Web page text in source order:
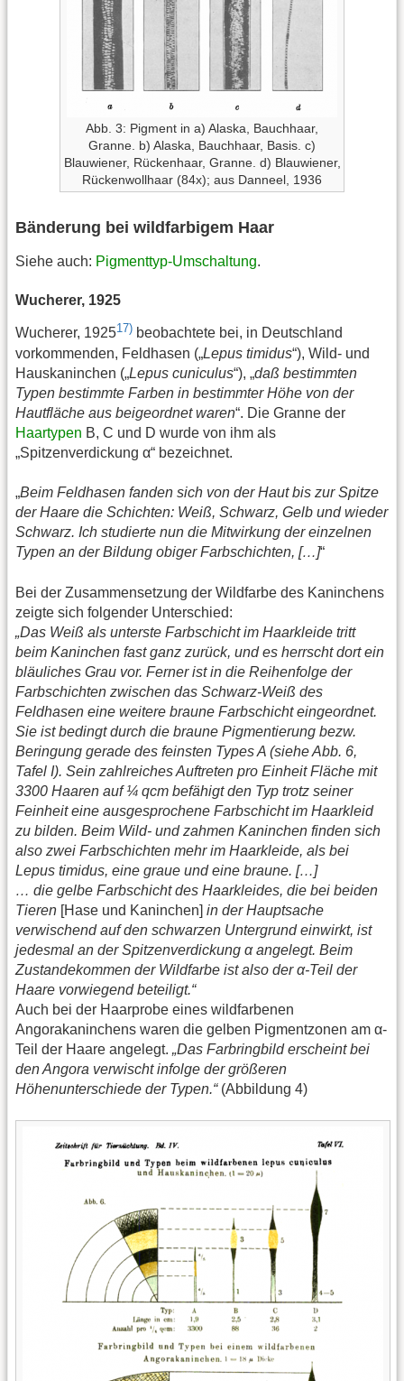
Abb. 3: Pigment in a) Alaska, Bauchhaar,
Granne. b) Alaska, Bauchhaar, Basis. c)
Blauwiener, Rückenhaar, Granne. d) Blauwiener,
Rückenwollhaar (84x); aus Danneel, 1936
Bänderung bei wildfarbigem Haar
Siehe auch: Pigmenttyp-Umschaltung.
Wucherer, 1925
Wucherer, 192517) beobachtete bei, in Deutschland
vorkommenden, Feldhasen („Lepus timidus“), Wild- und
Hauskaninchen („Lepus cuniculus“), „daß bestimmten
Typen bestimmte Farben in bestimmter Höhe von der
Hautfläche aus beigeordnet waren“. Die Granne der
Haartypen B, C und D wurde von ihm als
„Spitzenverdickung α“ bezeichnet.
„Beim Feldhasen fanden sich von der Haut bis zur Spitze
der Haare die Schichten: Weiß, Schwarz, Gelb und wieder
Schwarz. Ich studierte nun die Mitwirkung der einzelnen
Typen an der Bildung obiger Farbschichten, […]“
Bei der Zusammensetzung der Wildfarbe des Kaninchens
zeigte sich folgender Unterschied:
„Das Weiß als unterste Farbschicht im Haarkleide tritt
beim Kaninchen fast ganz zurück, und es herrscht dort ein
bläuliches Grau vor. Ferner ist in die Reihenfolge der
Farbschichten zwischen das Schwarz-Weiß des
Feldhasen eine weitere braune Farbschicht eingeordnet.
Sie ist bedingt durch die braune Pigmentierung bezw.
Beringung gerade des feinsten Types A (siehe Abb. 6,
Tafel I). Sein zahlreiches Auftreten pro Einheit Fläche mit
3300 Haaren auf ¼ qcm befähigt den Typ trotz seiner
Feinheit eine ausgesprochene Farbschicht im Haarkleid
zu bilden. Beim Wild- und zahmen Kaninchen finden sich
also zwei Farbschichten mehr im Haarkleide, als bei
Lepus timidus, eine graue und eine braune. […]
… die gelbe Farbschicht des Haarkleides, die bei beiden
Tieren [Hase und Kaninchen] in der Hauptsache
verwischend auf den schwarzen Untergrund einwirkt, ist
jedesmal an der Spitzenverdickung α angelegt. Beim
Zustandekommen der Wildfarbe ist also der α-Teil der
Haare vorwiegend beteiligt.“
Auch bei der Haarprobe eines wildfarbenen
Angorakaninchens waren die gelben Pigmentzonen am α-
Teil der Haare angelegt. „Das Farbringbild erscheint bei
den Angora verwischt infolge der größeren
Höhenunterschiede der Typen.“(Abbildung 4)